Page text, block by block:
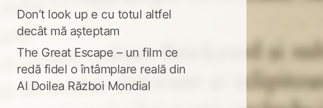
Don’t look up e cu totul altfel
decât mă așteptam
The Great Escape – un film ce
redă fidel o întâmplare reală din
Al Doilea Război Mondial